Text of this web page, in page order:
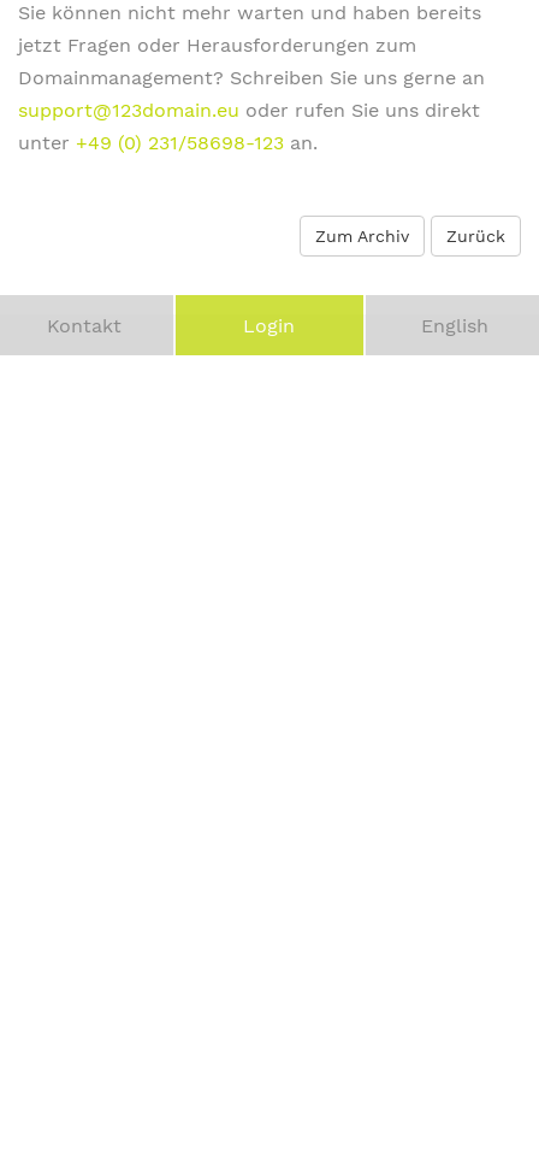
Sie können nicht mehr warten und haben bereits
jetzt Fragen oder Herausforderungen zum
Domainmanagement? Schreiben Sie uns gerne an
support@123domain.eu oder rufen Sie uns direkt
unter +49 (0) 231/58698-123 an.
Zum Archiv Zurück
Kontakt Login English